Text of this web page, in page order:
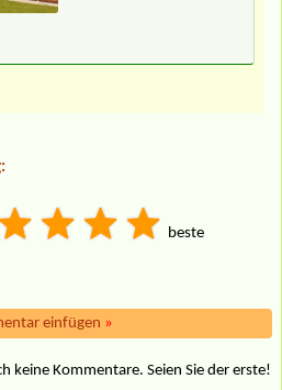
beste
einfügen »
keine Kommentare. Seien Sie der erste!